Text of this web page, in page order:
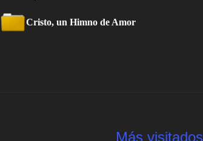
Cristo, un Himno de Amor
Más visitados